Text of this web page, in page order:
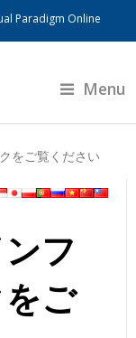
Paradigm Online
Menu
をご覧ください
フ
ご